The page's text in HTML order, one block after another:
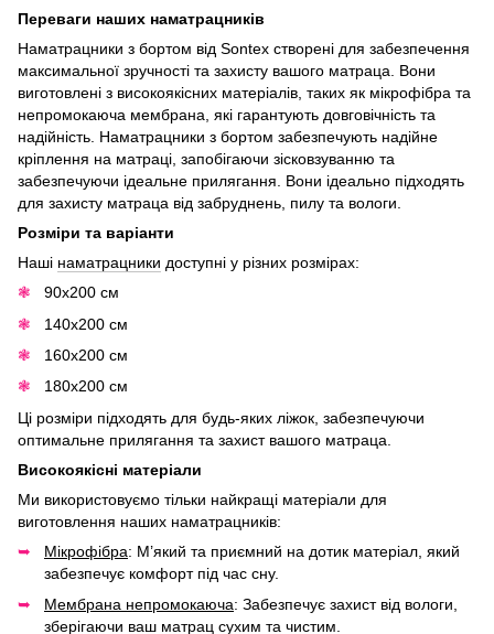
Переваги наших наматрацників
Наматрацники з бортом від Sontex створені для забезпечення
максимальної зручності та захисту вашого матраца. Вони
виготовлені з високоякісних матеріалів, таких як мікрофібра та
непромокаюча мембрана, які гарантують довговічність та
надійність. Наматрацники з бортом забезпечують надійне
кріплення на матраці, запобігаючи зісковзуванню та
забезпечуючи ідеальне прилягання. Вони ідеально підходять
для захисту матраца від забруднень, пилу та вологи.
Розміри та варіанти
Наші наматрацники доступні у різних розмірах:
90x200 см
140x200 см
160x200 см
180x200 см
Ці розміри підходять для будь-яких ліжок, забезпечуючи
оптимальне прилягання та захист вашого матраца.
Високоякісні матеріали
Ми використовуємо тільки найкращі матеріали для
виготовлення наших наматрацників:
Мікрофібра: М’який та приємний на дотик матеріал, який
забезпечує комфорт під час сну.
Мембрана непромокаюча: Забезпечує захист від вологи,
зберігаючи ваш матрац сухим та чистим.